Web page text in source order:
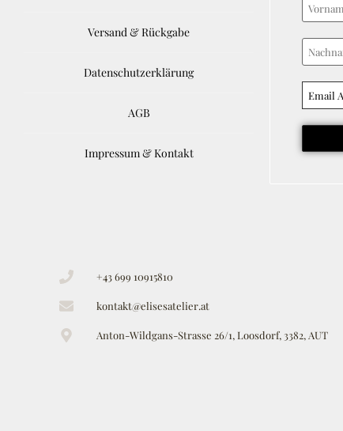
Versand & Rückgabe
Datenschutzerklärung
AGB
Impressum & Kontakt
+43 699 10915810
kontakt@elisesatelier.at
Anton-Wildgans-Strasse 26/1, Loosdorf, 3382, AUT